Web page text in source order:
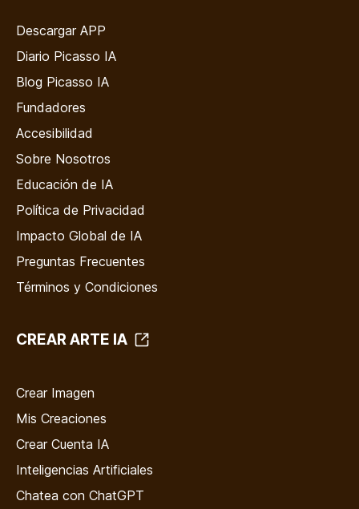
Descargar APP
Diario Picasso IA
Blog Picasso IA
Fundadores
Accesibilidad
Sobre Nosotros
Educación de IA
Política de Privacidad
Impacto Global de IA
Preguntas Frecuentes
Términos y Condiciones
CREAR ARTE IA
Crear Imagen
Mis Creaciones
Crear Cuenta IA
Inteligencias Artificiales
Chatea con ChatGPT